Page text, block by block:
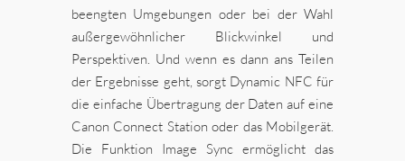
beengten Umgebungen oder bei der Wahl
außergewöhnlicher Blickwinkel und
Perspektiven. Und wenn es dann ans Teilen
der Ergebnisse geht, sorgt Dynamic NFC für
die einfache Übertragung der Daten auf eine
Canon Connect Station oder das Mobilgerät.
Die Funktion Image Sync ermöglicht das